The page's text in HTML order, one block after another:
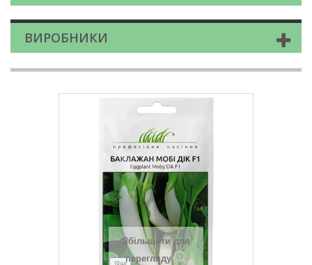
ВИРОБНИКИ
Збільшити для
перегляду